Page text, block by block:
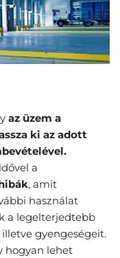
az üzem a
ki az adott
a
, amit
használat
a legelterjedtebb
gyengeségeit.
hogyan lehet